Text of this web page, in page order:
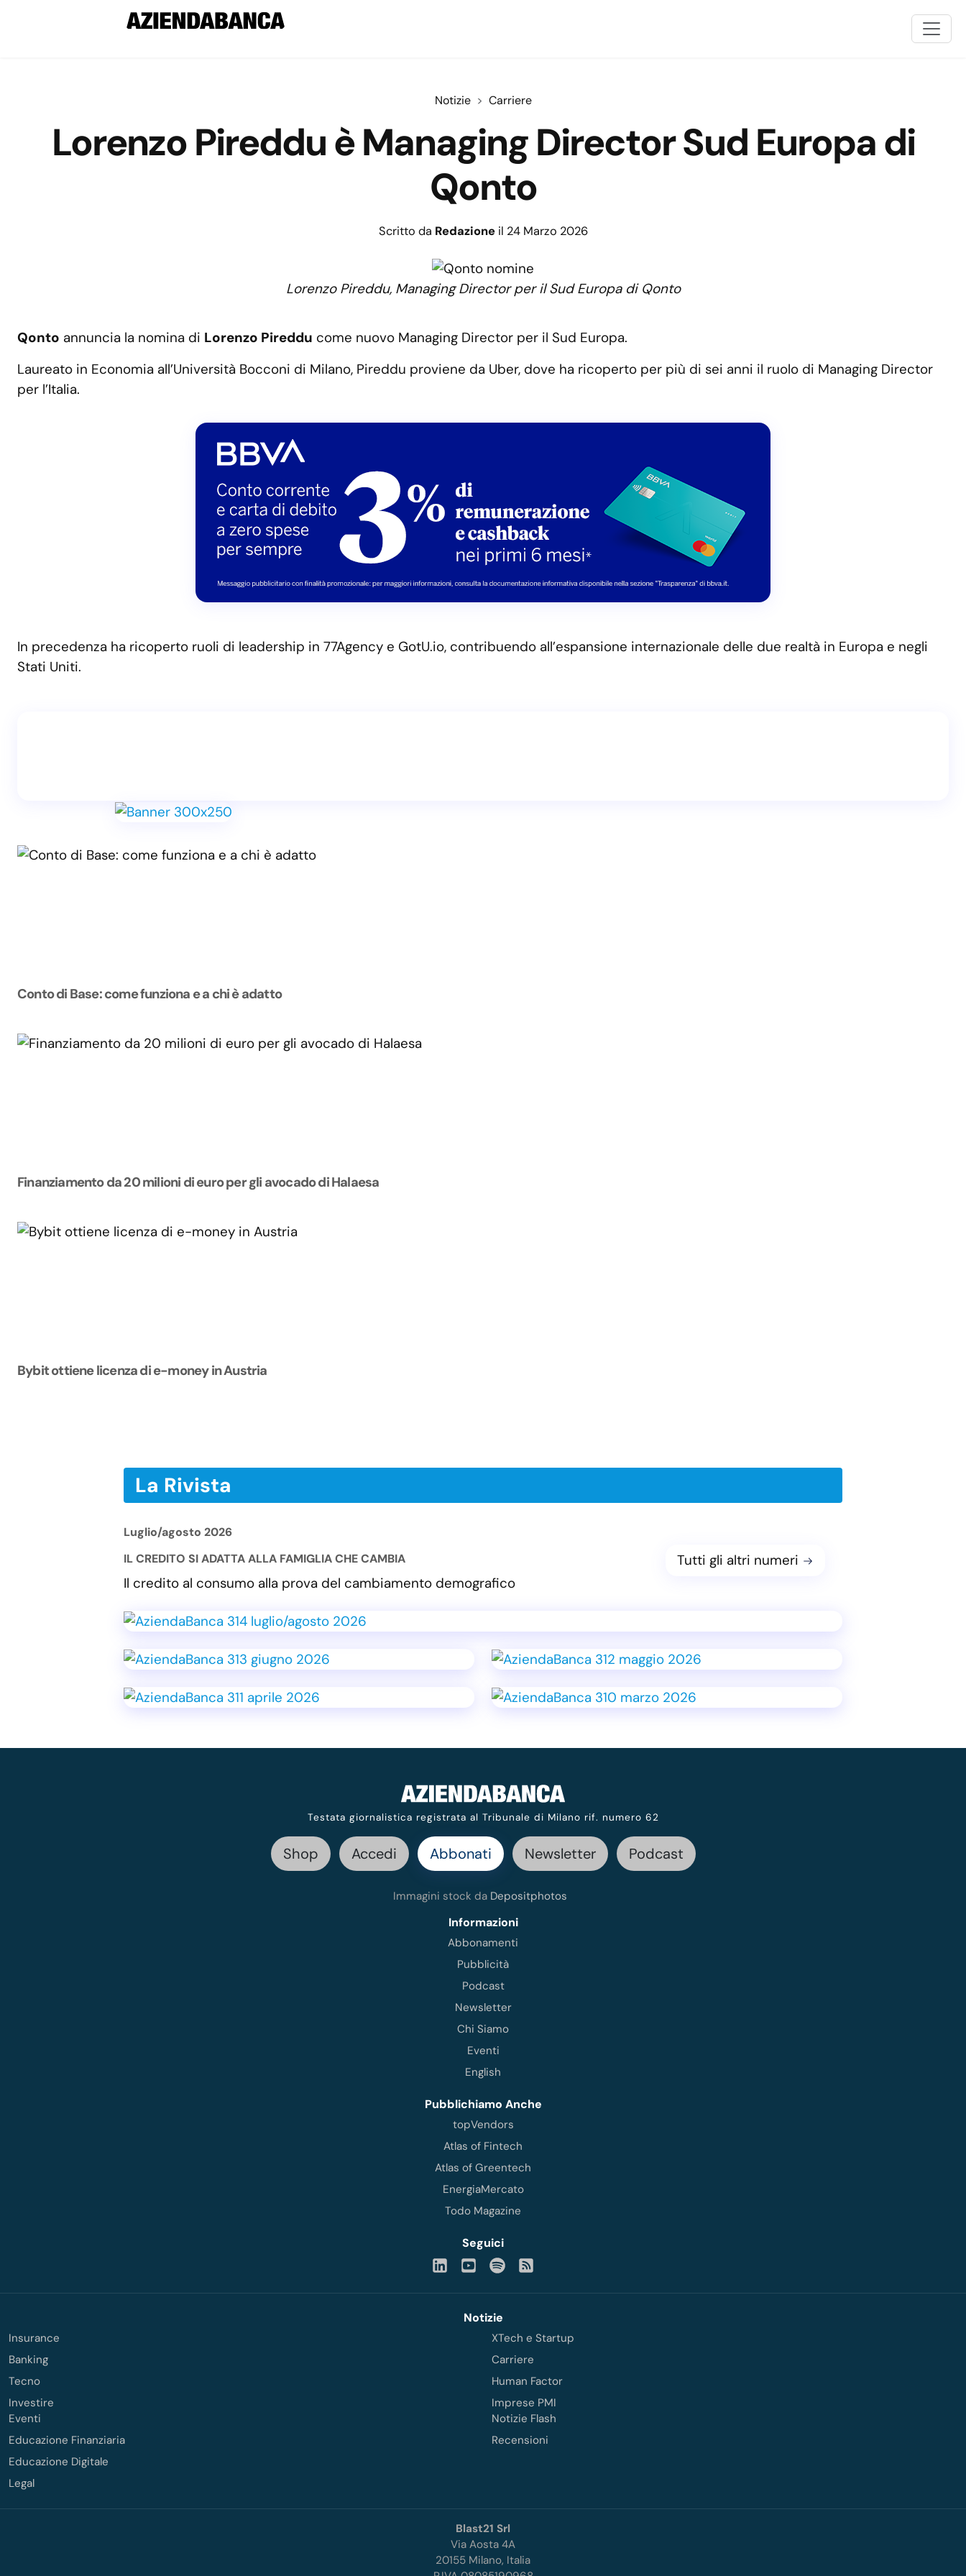
Notizie Carriere
Lorenzo Pireddu è Managing Director Sud Europa di
Qonto
Scritto da Redazione il 24 Marzo 2026
Lorenzo Pireddu, Managing Director per il Sud Europa di Qonto
Qonto annuncia la nomina di Lorenzo Pireddu come nuovo Managing Director per il Sud Europa.
Laureato in Economia all’Università Bocconi di Milano, Pireddu proviene da Uber, dove ha ricoperto per più di sei anni il ruolo di Managing Director
per l’Italia.
In precedenza ha ricoperto ruoli di leadership in 77Agency e GotU.io, contribuendo all’espansione internazionale delle due realtà in Europa e negli
Stati Uniti.
Conto di Base: come funziona e a chi è adatto
Finanziamento da 20 milioni di euro per gli avocado di Halaesa
Bybit ottiene licenza di e-money in Austria
La Rivista
Luglio/agosto 2026
IL CREDITO SI ADATTA ALLA FAMIGLIA CHE CAMBIA
Il credito al consumo alla prova del cambiamento demografico
Tutti gli altri numeri
Testata giornalistica registrata al Tribunale di Milano rif. numero 62
Shop Accedi Abbonati Newsletter Podcast
Immagini stock da Depositphotos
Informazioni
Abbonamenti
Pubblicità
Podcast
Newsletter
Chi Siamo
Eventi
English
Pubblichiamo Anche
topVendors
Atlas of Fintech
Atlas of Greentech
EnergiaMercato
Todo Magazine
Seguici
Notizie
Insurance
Banking
Tecno
Investire
XTech e Startup
Carriere
Human Factor
Imprese PMI
Eventi
Educazione Finanziaria
Educazione Digitale
Legal
Notizie Flash
Recensioni
Blast21 Srl
Via Aosta 4A
20155 Milano, Italia